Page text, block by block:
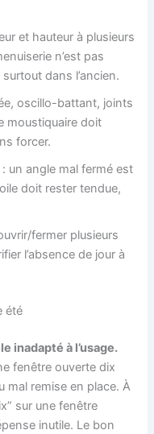
et hauteur à plusieurs
n’est pas
dans l’ancien.
oscillo-battant, joints
moustiquaire doit
forcer.
: un angle mal fermé est
doit rester tendue,
fermer plusieurs
l’absence de jour à
été
inadapté à l’usage.
fenêtre ouverte dix
mal remise en place. À
sur une fenêtre
inutile. Le bon